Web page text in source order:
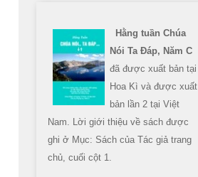
Hằng tuần Chúa
Nói Ta Đáp, Năm C
đã được xuất bản tại
Hoa Kì và được xuất
bản lần 2 tại Việt
Nam. Lời giới thiệu về sách được
ghi ở Mục: Sách của Tác giả trang
chủ, cuối cột 1.